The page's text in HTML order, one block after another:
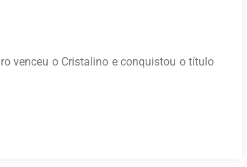
venceu o Cristalino e conquistou o título